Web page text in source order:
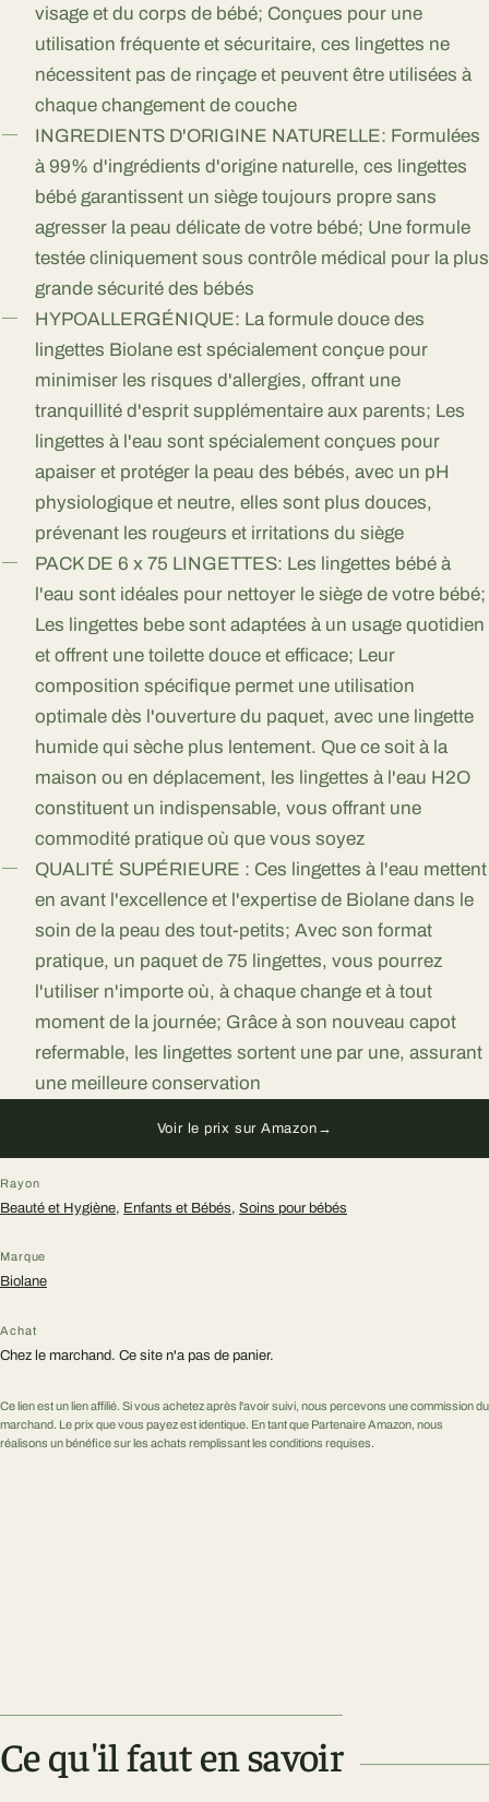
visage et du corps de bébé; Conçues pour une
utilisation fréquente et sécuritaire, ces lingettes ne
nécessitent pas de rinçage et peuvent être utilisées à
chaque changement de couche
INGREDIENTS D'ORIGINE NATURELLE: Formulées
à 99% d'ingrédients d'origine naturelle, ces lingettes
bébé garantissent un siège toujours propre sans
agresser la peau délicate de votre bébé; Une formule
testée cliniquement sous contrôle médical pour la plus
grande sécurité des bébés
HYPOALLERGÉNIQUE: La formule douce des
lingettes Biolane est spécialement conçue pour
minimiser les risques d'allergies, offrant une
tranquillité d'esprit supplémentaire aux parents; Les
lingettes à l'eau sont spécialement conçues pour
apaiser et protéger la peau des bébés, avec un pH
physiologique et neutre, elles sont plus douces,
prévenant les rougeurs et irritations du siège
PACK DE 6 x 75 LINGETTES: Les lingettes bébé à
l'eau sont idéales pour nettoyer le siège de votre bébé;
Les lingettes bebe sont adaptées à un usage quotidien
et offrent une toilette douce et efficace; Leur
composition spécifique permet une utilisation
optimale dès l'ouverture du paquet, avec une lingette
humide qui sèche plus lentement. Que ce soit à la
maison ou en déplacement, les lingettes à l'eau H2O
constituent un indispensable, vous offrant une
commodité pratique où que vous soyez
QUALITÉ SUPÉRIEURE : Ces lingettes à l'eau mettent
en avant l'excellence et l'expertise de Biolane dans le
soin de la peau des tout-petits; Avec son format
pratique, un paquet de 75 lingettes, vous pourrez
l'utiliser n'importe où, à chaque change et à tout
moment de la journée; Grâce à son nouveau capot
refermable, les lingettes sortent une par une, assurant
une meilleure conservation
Voir le prix sur Amazon →
Rayon
Beauté et Hygiène, Enfants et Bébés, Soins pour bébés
Marque
Biolane
Achat
Chez le marchand. Ce site n'a pas de panier.
Ce lien est un lien affilié. Si vous achetez après l'avoir suivi, nous percevons une commission du
marchand. Le prix que vous payez est identique. En tant que Partenaire Amazon, nous
réalisons un bénéfice sur les achats remplissant les conditions requises.
Ce qu'il faut en savoir